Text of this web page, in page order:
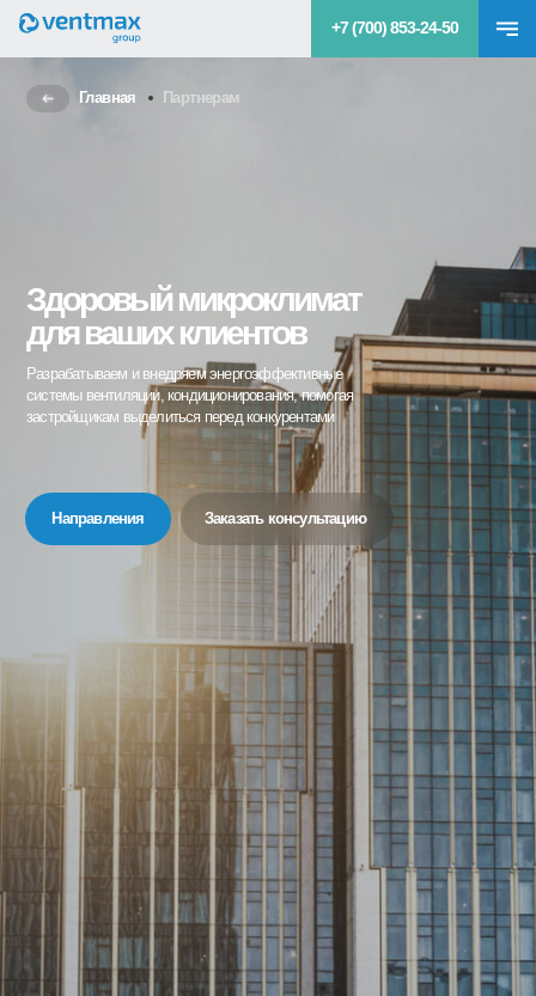
+7 (700) 853-24-50
Здоровый микроклимат
для ваших клиентов
Разрабатываем и внедряем энергоэффективные
системы вентиляции, кондиционирования, помогая
застройщикам выделиться перед конкурентами
Направления Заказать консультацию
Партнерам
Главная